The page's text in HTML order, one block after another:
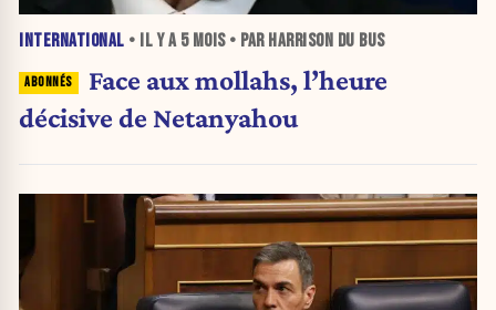
INTERNATIONAL • IL Y A 5 MOIS• PAR HARRISON DU BUS
Face aux mollahs, l’heure
décisive de Netanyahou